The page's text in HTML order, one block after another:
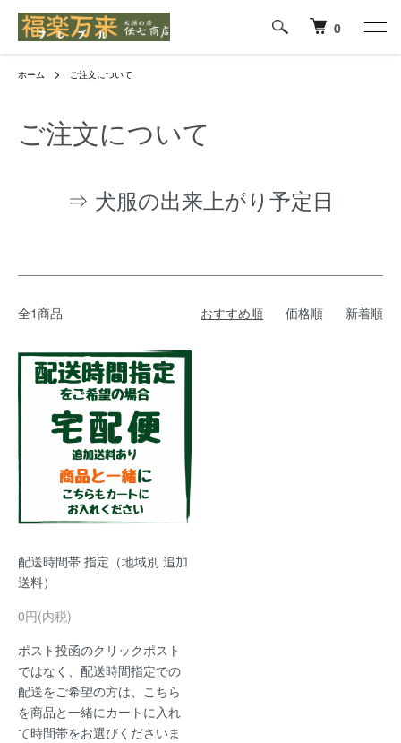
0
ホーム ご注文について
ご注文について
⇒ 犬服の出来上がり予定日
全1商品 おすすめ順 価格順 新着順
配送時間帯 指定（地域別 追加
送料）
0円(内税)
ポスト投函のクリックポスト
ではなく、配送時間指定での
配送をご希望の方は、こちら
を商品と一緒にカートに入れ
て時間帯をお選びくださいま